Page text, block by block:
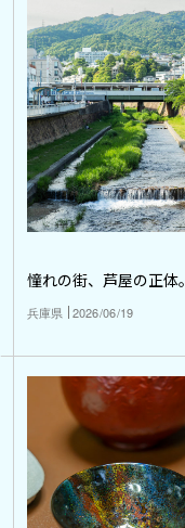
憧れの街、芦屋の正体。
兵庫県 2026/06/19